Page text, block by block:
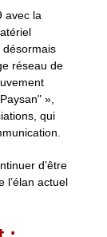
avec la
désormais
réseau de
»,
qui
d’être
l’élan actuel